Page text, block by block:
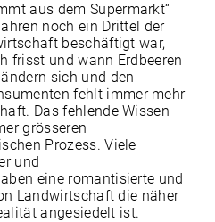
aus dem Supermarkt“
noch ein Drittel der
beschäftigt war,
frisst und wann Erdbeeren
sich und den
fehlt immer mehr
Das fehlende Wissen
grösseren
Prozess. Viele
und
eine romantisierte und
Landwirtschaft die näher
angesiedelt ist.